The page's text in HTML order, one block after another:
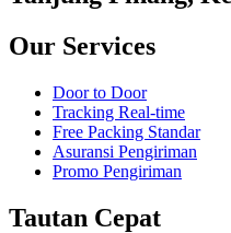
Our Services
Door to Door
Tracking Real-time
Free Packing Standar
Asuransi Pengiriman
Promo Pengiriman
Tautan Cepat